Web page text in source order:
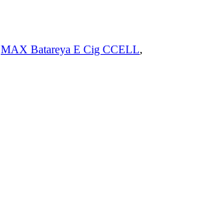
MAX Batareya E Cig CCELL,